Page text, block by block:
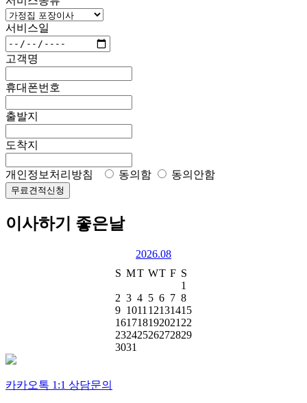
서비스일
고객명
휴대폰번호
출발지
도착지
개인정보처리방침 동의함 동의안함
무료견적신청
이사하기 좋은날
2026.08
S MT WT F S
1
2 3 4 5 6 7 8
9 1011 12131415
161718192021 22
23242526272829
3031
카카오톡 1:1 상담문의